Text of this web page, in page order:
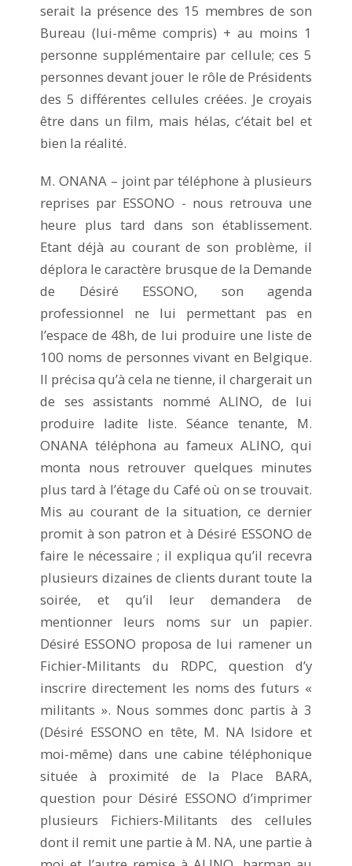
serait la présence des 15 membres de son
Bureau (lui-même compris) + au moins 1
personne supplémentaire par cellule; ces 5
personnes devant jouer le rôle de Présidents
des 5 différentes cellules créées. Je croyais
être dans un film, mais hélas, c’était bel et
bien la réalité.
M. ONANA – joint par téléphone à plusieurs
reprises par ESSONO - nous retrouva une
heure plus tard dans son établissement.
Etant déjà au courant de son problème, il
déplora le caractère brusque de la Demande
de Désiré ESSONO, son agenda
professionnel ne lui permettant pas en
l’espace de 48h, de lui produire une liste de
100 noms de personnes vivant en Belgique.
Il précisa qu’à cela ne tienne, il chargerait un
de ses assistants nommé ALINO, de lui
produire ladite liste. Séance tenante, M.
ONANA téléphona au fameux ALINO, qui
monta nous retrouver quelques minutes
plus tard à l’étage du Café où on se trouvait.
Mis au courant de la situation, ce dernier
promit à son patron et à Désiré ESSONO de
faire le nécessaire ; il expliqua qu’il recevra
plusieurs dizaines de clients durant toute la
soirée, et qu’il leur demandera de
mentionner leurs noms sur un papier.
Désiré ESSONO proposa de lui ramener un
Fichier-Militants du RDPC, question d’y
inscrire directement les noms des futurs «
militants ». Nous sommes donc partis à 3
(Désiré ESSONO en tête, M. NA Isidore et
moi-même) dans une cabine téléphonique
située à proximité de la Place BARA,
question pour Désiré ESSONO d’imprimer
plusieurs Fichiers-Militants des cellules
dont il remit une partie à M. NA, une partie à